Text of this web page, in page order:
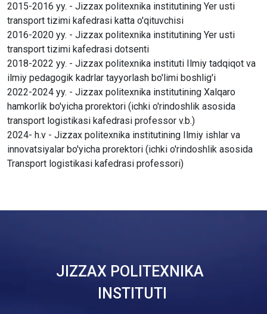
2015-2016 yy. - Jizzax politexnika institutining Yer usti
transport tizimi kafedrasi katta o'qituvchisi
2016-2020 yy. - Jizzax politexnika institutining Yer usti
transport tizimi kafedrasi dotsenti
2018-2022 yy. - Jizzax politexnika instituti Ilmiy tadqiqot va
ilmiy pedagogik kadrlar tayyorlash bo'limi boshlig'i
2022-2024 yy. - Jizzax politexnika institutining Xalqaro
hamkorlik bo'yicha prorektori (ichki o'rindoshlik asosida
transport logistikasi kafedrasi professor v.b.)
2024- h.v - Jizzax politexnika institutining Ilmiy ishlar va
innovatsiyalar bo'yicha prorektori (ichki o'rindoshlik asosida
Transport logistikasi kafedrasi professori)
JIZZAX POLITEXNIKA
INSTITUTI